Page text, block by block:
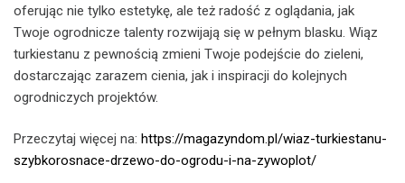
oferując nie tylko estetykę, ale też radość z oglądania, jak
Twoje ogrodnicze talenty rozwijają się w pełnym blasku. Wiąz
turkiestanu z pewnością zmieni Twoje podejście do zieleni,
dostarczając zarazem cienia, jak i inspiracji do kolejnych
ogrodniczych projektów.
Przeczytaj więcej na: https://magazyndom.pl/wiaz-turkiestanu-
szybkorosnace-drzewo-do-ogrodu-i-na-zywoplot/